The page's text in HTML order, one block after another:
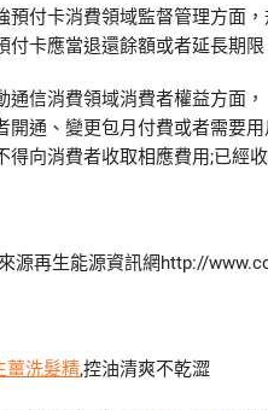
付卡消費領域監督管理方面，
付卡應當退還餘額或者延長期
信消費領域消費者權益方面，
開通、變更包月付費或者需要
得向消費者收取相應費用;已經
源再生能源資訊網http://
薑洗髮精,控油清爽不乾澀